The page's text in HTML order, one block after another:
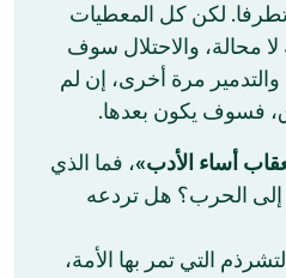
لكن كل المعطيات
محالة، والاحتلال سوف
والتدمير مرة أخرى، إن لم
فسوف يكون بعدها.
أساء الأدب»، فما الذي
إلى الحرب؟ هل تردعه
التي تمر بها الأمة،